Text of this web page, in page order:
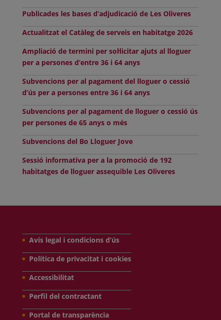
Publicades les bases d’adjudicació de Les Oliveres
Actualitzat el Catàleg de serveis en habitatge 2026
Ampliació de termini per sol·licitar ajuts al lloguer
per a persones d’entre 36 i 64 anys
Subvencions per al pagament del lloguer o cessió
d’ús per a persones entre 36 i 64 anys
Subvencions per al pagament de lloguer o cessió ús
per persones de 65 anys o més
Subvencions del Bo Lloguer Jove
Sessió informativa per a la promoció de 192
habitatges de lloguer assequible Les Oliveres
Avís legal i condicions d’ús
Política de privacitat i cookies
Accessibilitat
Perfil del contractant
Portal de transparència